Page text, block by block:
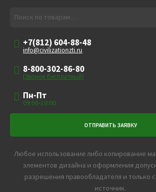
+7(812) 604-88-48
info@civilizationzti.ru
8-800-302-86-80
(Звонок бесплатный)
Пн-Пт
09:00-18:00
Любое использование либо копирование
элементов дизайна и оформления
разрешения правообладателя и только
источник.